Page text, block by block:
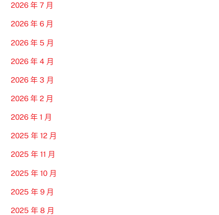
2026 年 7 月
2026 年 6 月
2026 年 5 月
2026 年 4 月
2026 年 3 月
2026 年 2 月
2026 年 1 月
2025 年 12 月
2025 年 11 月
2025 年 10 月
2025 年 9 月
2025 年 8 月